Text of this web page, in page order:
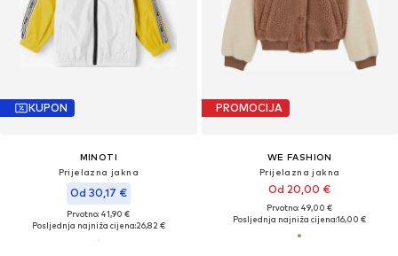
KUPON
MINOTI
Prijelazna jakna
Od 30,17 €
Prvotno: 41,90 €
Posljednja najniža cijena:26,82 €
PROMOCIJA
WE FASHION
Prijelazna jakna
Od 20,00 €
Prvotno: 49,00 €
Posljednja najniža cijena:16,00 €